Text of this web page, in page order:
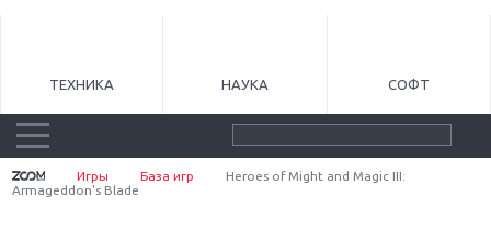
ТЕХНИКА НАУКА СОФТ
Игры База игр
Heroes of Might and Magic III:
Armageddon's Blade